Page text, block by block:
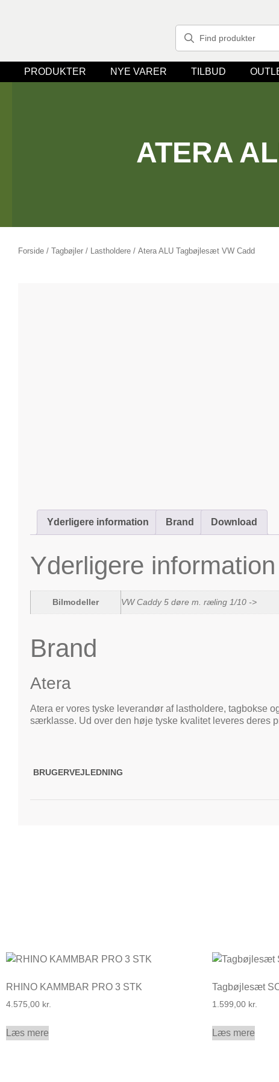
PRODUKTER NYE VARER TILBUD
ATERA
Forside / Tagbøjler / Lastholdere / Atera ALU Tagbøjlesæt VW Cadd
Yderligere information Brand Download
Yderligere information
Bilmodeller VW Caddy 5 døre m. ræling 1/10 ->
Brand
Atera
Atera er vores tyske leverandør af lastholdere, tagbokse
særklasse. Ud over den høje tyske kvalitet leveres deres
BRUGERVEJLEDNING
RHINO KAMMBAR PRO 3 STK
4.575,00 kr.
Læs mere
Tagbøjlesæt
1.599,00 kr.
Læs mere